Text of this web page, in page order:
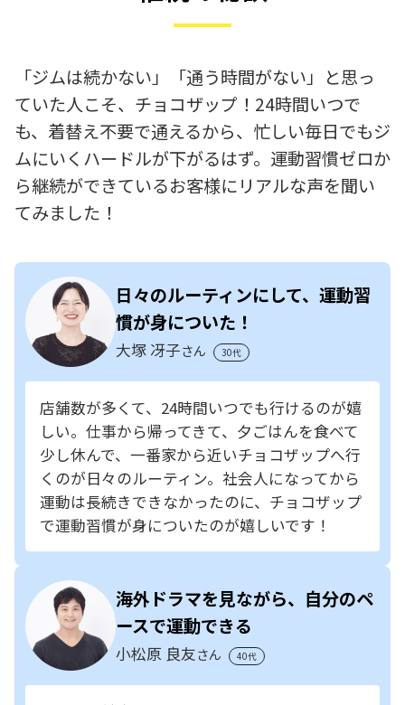
「ジムは続かない」「通う時間がない」と思っ
ていた人こそ、チョコザップ！24時間いつで
も、着替え不要で通えるから、忙しい毎日でもジ
ムにいくハードルが下がるはず。運動習慣ゼロか
ら継続ができているお客様にリアルな声を聞い
てみました！
日々のルーティンにして、運動習
慣が身についた！
大塚 冴子さん 30代
店舗数が多くて、24時間いつでも行けるのが嬉
しい。仕事から帰ってきて、夕ごはんを食べて
少し休んで、一番家から近いチョコザップへ行
くのが日々のルーティン。社会人になってから
運動は長続きできなかったのに、チョコザップ
で運動習慣が身についたのが嬉しいです！
海外ドラマを見ながら、自分のペ
ースで運動できる
小松原 良友さん 40代